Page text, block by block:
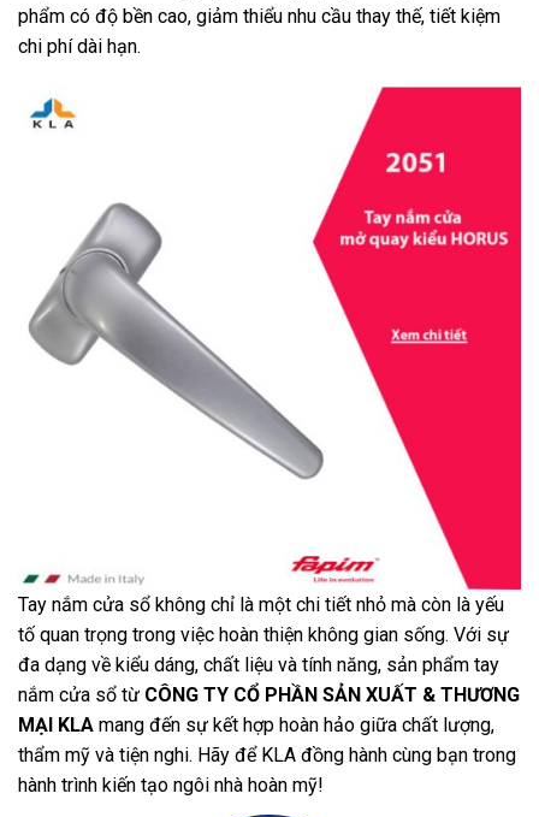
phẩm có độ bền cao, giảm thiểu nhu cầu thay thế, tiết kiệm
chi phí dài hạn.
Tay nắm cửa sổ không chỉ là một chi tiết nhỏ mà còn là yếu
tố quan trọng trong việc hoàn thiện không gian sống. Với sự
đa dạng về kiểu dáng, chất liệu và tính năng, sản phẩm tay
nắm cửa sổ từ CÔNG TY CỔ PHẦN SẢN XUẤT & THƯƠNG
MẠI KLA mang đến sự kết hợp hoàn hảo giữa chất lượng,
thẩm mỹ và tiện nghi. Hãy để KLA đồng hành cùng bạn trong
hành trình kiến tạo ngôi nhà hoàn mỹ!